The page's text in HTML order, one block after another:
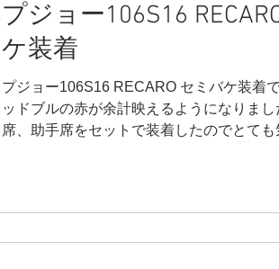
プジョー106S16
ケ装着
プジョー106S16 RECARO セミバケ装着
ッドブルの赤が余計映えるようになりまし
席、助手席をセットで装着したのでとても